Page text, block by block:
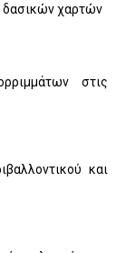
δασικών χαρτών
στις
και